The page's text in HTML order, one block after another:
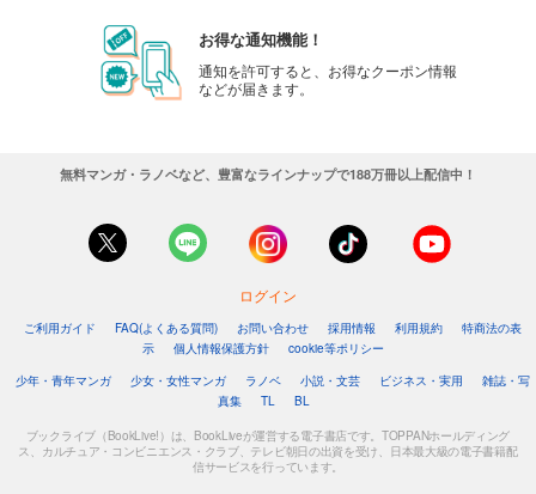
お得な通知機能！
通知を許可すると、お得なクーポン情報
などが届きます。
無料マンガ・ラノベなど、豊富なラインナップで188万冊以上配信中！
ログイン
ご利用ガイド FAQ(よくある質問) お問い合わせ 採用情報 利用規約
特商法の表
示
個人情報保護方針
cookie等ポリシー
少年・青年マンガ
少女・女性マンガ ラノベ 小説・文芸 ビジネス・実用
雑誌・写
真集
TL BL
ブックライブ（BookLive!）は、BookLiveが運営する電子書店です。TOPPANホールディング
ス、カルチュア・コンビニエンス・クラブ、テレビ朝日の出資を受け、日本最大級の電子書籍配
信サービスを行っています。